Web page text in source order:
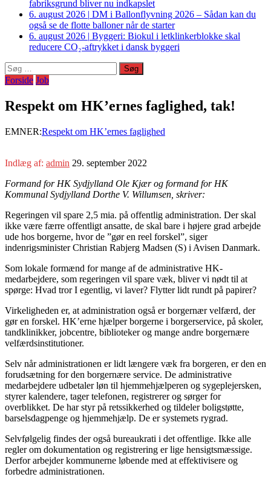
fabriksgrund bliver nu indkapslet
6. august 2026 | DM i Ballonflyvning 2026 – Sådan kan du
også se de flotte balloner når de starter
6. august 2026 | Byggeri: Biokul i letklinkerblokke skal
reducere CO₂-aftrykket i dansk byggeri
Søg
efter:
Forside Job
Respekt om HK’ernes faglighed, tak!
EMNER:Respekt om HK’ernes faglighed
Indlæg af: admin 29. september 2022
Formand for HK Sydjylland Ole Kjær og formand for HK
Kommunal Sydjylland Dorthe V. Willumsen, skriver:
Regeringen vil spare 2,5 mia. på offentlig administration. Der skal
ikke være færre offentligt ansatte, de skal bare i højere grad arbejde
ude hos borgerne, hvor de ”gør en reel forskel”, siger
indenrigsminister Christian Rabjerg Madsen (S) i Avisen Danmark.
Som lokale formænd for mange af de administrative HK-
medarbejdere, som regeringen vil spare væk, bliver vi nødt til at
spørge: Hvad tror I egentlig, vi laver? Flytter lidt rundt på papirer?
Virkeligheden er, at administration også er borgernær velfærd, der
gør en forskel. HK’erne hjælper borgerne i borgerservice, på skoler,
tandklinikker, jobcentre, biblioteker og mange andre borgernære
velfærdsinstitutioner.
Selv når administrationen er lidt længere væk fra borgeren, er den en
forudsætning for den borgernære service. De administrative
medarbejdere udbetaler løn til hjemmehjælperen og sygeplejersken,
styrer kalendere, tager telefonen, registrerer og sørger for
overblikket. De har styr på retssikkerhed og tildeler boligstøtte,
barselsdagpenge og hjemmehjælp. De er systemets rygrad.
Selvfølgelig findes der også bureaukrati i det offentlige. Ikke alle
regler om dokumentation og registrering er lige hensigtsmæssige.
Derfor arbejder kommunerne løbende med at effektivisere og
forbedre administrationen.